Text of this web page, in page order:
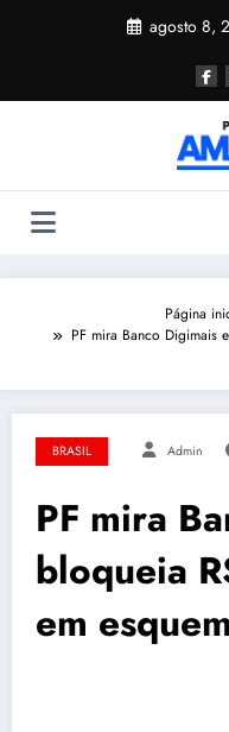
agosto 8,
Página
PF mira Banco Digimais
BRASIL Admin
PF mira
bloqueia
em